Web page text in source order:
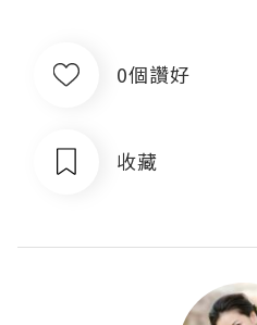
0個讚好
收藏